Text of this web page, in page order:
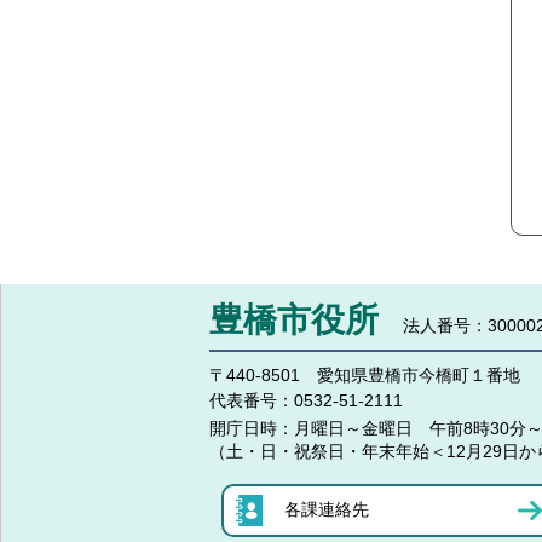
豊橋市役所 法人番号：
〒440-8501 愛知県豊橋市今橋町１番地
代表番号： 0532-51-2111
開庁日時： 月曜日～金曜日 午前8時30分
（土・日・祝祭日・年末年始＜12月29日か
各課連絡先